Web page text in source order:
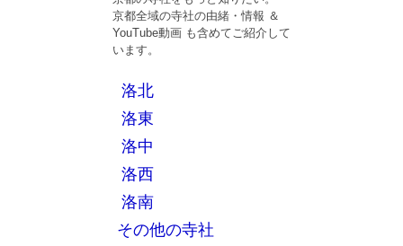
京都全域の寺社の由緒・情報 ＆
YouTube動画 も含めてご紹介して
います。
洛北
洛東
洛中
洛西
洛南
その他の寺社